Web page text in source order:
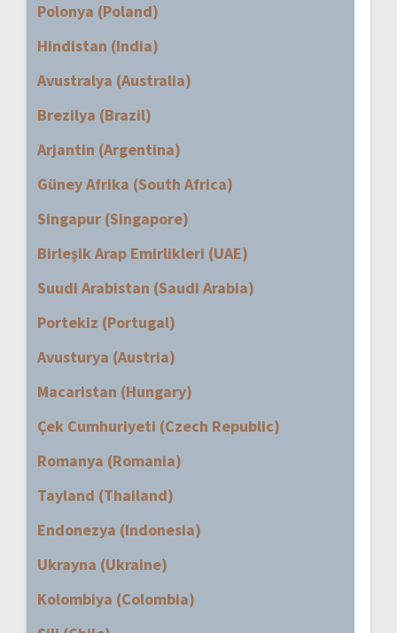
Polonya (Poland)
Hindistan (India)
Avustralya (Australia)
Brezilya (Brazil)
Arjantin (Argentina)
Güney Afrika (South Africa)
Singapur (Singapore)
Birleşik Arap Emirlikleri (UAE)
Suudi Arabistan (Saudi Arabia)
Portekiz (Portugal)
Avusturya (Austria)
Macaristan (Hungary)
Çek Cumhuriyeti (Czech Republic)
Romanya (Romania)
Tayland (Thailand)
Endonezya (Indonesia)
Ukrayna (Ukraine)
Kolombiya (Colombia)